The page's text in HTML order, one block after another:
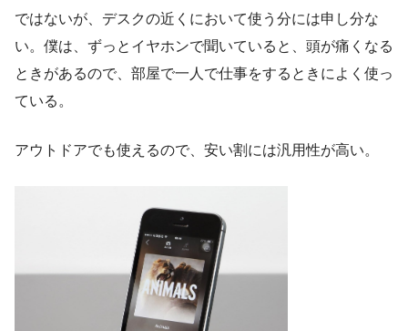
ではないが、デスクの近くにおいて使う分には申し分な
い。僕は、ずっとイヤホンで聞いていると、頭が痛くなる
ときがあるので、部屋で一人で仕事をするときによく使っ
ている。
アウトドアでも使えるので、安い割には汎用性が高い。